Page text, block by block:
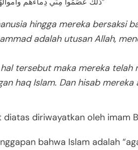
hingga mereka bersaksi
adalah utusan Allah,
tersebut maka mereka telah
haq Islam. Dan hisab mereka
diriwayatkan oleh imam
bahwa Islam adalah